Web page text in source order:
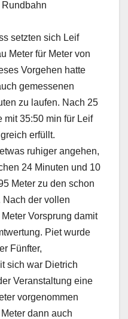
setzten sich Leif
Meter für Meter von
Vorgehen hatte
gemessenen
zu laufen. Nach 25
mit 35:50 min für Leif
erfüllt.
ruhiger angehen,
24 Minuten und 10
Meter zu den schon
Nach der vollen
Vorsprung damit
Piet wurde
Fünfter,
sich war Dietrich
Veranstaltung eine
vorgenommen
dann auch